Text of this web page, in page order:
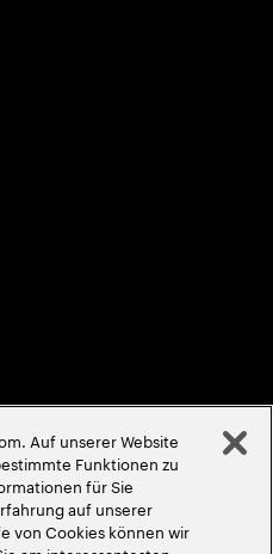
Auf unserer Website
Funktionen zu
für Sie
auf unserer
von Cookies können wir